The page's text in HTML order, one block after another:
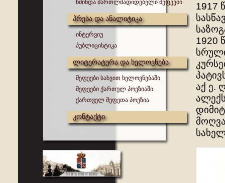
წმინდა მართლმადიდებელი მეფეები
პრესა და ანალიტიკა
ინტერვიუ
პუბლიცისტიკა
ლიტერატურა და ხელოვნება
მეფეები სახვით ხელოვნებაში
მეფეები ქართულ პოეზიაში
ქართველ მეფეთა პოეზია
კონტაქტი
1917
1920
აქ ე.